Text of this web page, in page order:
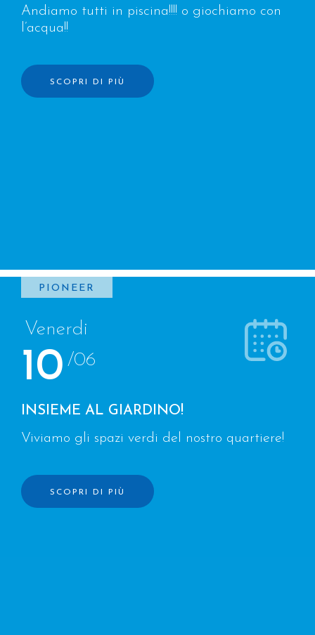
Andiamo tutti in piscina!!!! o giochiamo con
l’acqua!!
SCOPRI DI PIÙ
PIONEER
Venerdi
10 /06
INSIEME AL GIARDINO!
Viviamo gli spazi verdi del nostro quartiere!
SCOPRI DI PIÙ